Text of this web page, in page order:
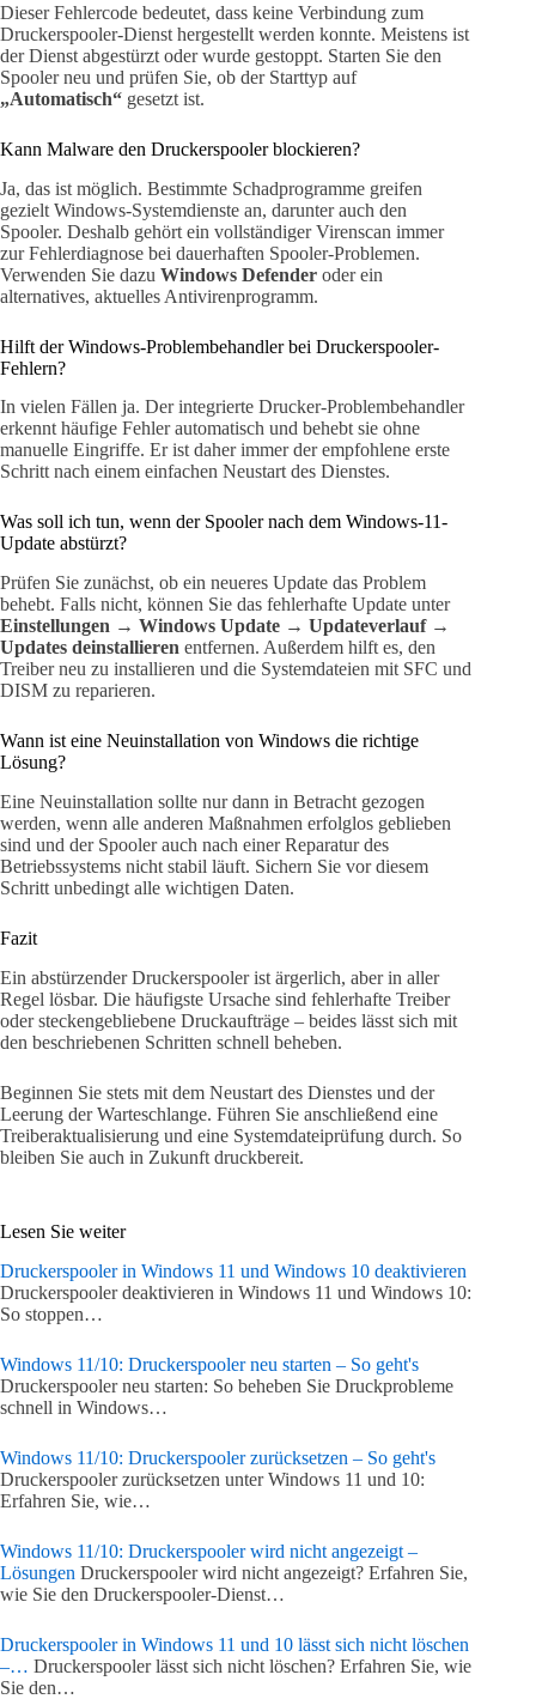
Dieser Fehlercode bedeutet, dass keine Verbindung zum
Druckerspooler-Dienst hergestellt werden konnte. Meistens ist
der Dienst abgestürzt oder wurde gestoppt. Starten Sie den
Spooler neu und prüfen Sie, ob der Starttyp auf
„Automatisch“ gesetzt ist.
Kann Malware den Druckerspooler blockieren?
Ja, das ist möglich. Bestimmte Schadprogramme greifen
gezielt Windows-Systemdienste an, darunter auch den
Spooler. Deshalb gehört ein vollständiger Virenscan immer
zur Fehlerdiagnose bei dauerhaften Spooler-Problemen.
Verwenden Sie dazu Windows Defender oder ein
alternatives, aktuelles Antivirenprogramm.
Hilft der Windows-Problembehandler bei Druckerspooler-
Fehlern?
In vielen Fällen ja. Der integrierte Drucker-Problembehandler
erkennt häufige Fehler automatisch und behebt sie ohne
manuelle Eingriffe. Er ist daher immer der empfohlene erste
Schritt nach einem einfachen Neustart des Dienstes.
Was soll ich tun, wenn der Spooler nach dem Windows-11-
Update abstürzt?
Prüfen Sie zunächst, ob ein neueres Update das Problem
behebt. Falls nicht, können Sie das fehlerhafte Update unter
Einstellungen → Windows Update → Updateverlauf →
Updates deinstallieren entfernen. Außerdem hilft es, den
Treiber neu zu installieren und die Systemdateien mit SFC und
DISM zu reparieren.
Wann ist eine Neuinstallation von Windows die richtige
Lösung?
Eine Neuinstallation sollte nur dann in Betracht gezogen
werden, wenn alle anderen Maßnahmen erfolglos geblieben
sind und der Spooler auch nach einer Reparatur des
Betriebssystems nicht stabil läuft. Sichern Sie vor diesem
Schritt unbedingt alle wichtigen Daten.
Fazit
Ein abstürzender Druckerspooler ist ärgerlich, aber in aller
Regel lösbar. Die häufigste Ursache sind fehlerhafte Treiber
oder steckengebliebene Druckaufträge – beides lässt sich mit
den beschriebenen Schritten schnell beheben.
Beginnen Sie stets mit dem Neustart des Dienstes und der
Leerung der Warteschlange. Führen Sie anschließend eine
Treiberaktualisierung und eine Systemdateiprüfung durch. So
bleiben Sie auch in Zukunft druckbereit.
Lesen Sie weiter
Druckerspooler in Windows 11 und Windows 10 deaktivieren
Druckerspooler deaktivieren in Windows 11 und Windows 10:
So stoppen…
Windows 11/10: Druckerspooler neu starten – So geht's
Druckerspooler neu starten: So beheben Sie Druckprobleme
schnell in Windows…
Windows 11/10: Druckerspooler zurücksetzen – So geht's
Druckerspooler zurücksetzen unter Windows 11 und 10:
Erfahren Sie, wie…
Windows 11/10: Druckerspooler wird nicht angezeigt –
Lösungen Druckerspooler wird nicht angezeigt? Erfahren Sie,
wie Sie den Druckerspooler-Dienst…
Druckerspooler in Windows 11 und 10 lässt sich nicht löschen
–… Druckerspooler lässt sich nicht löschen? Erfahren Sie, wie
Sie den…